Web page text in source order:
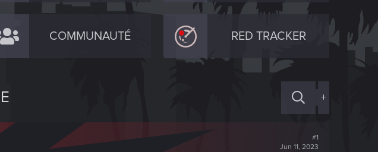
COMMUNAUTÉ RED TRACKER
+
#1
Jun 11, 2023